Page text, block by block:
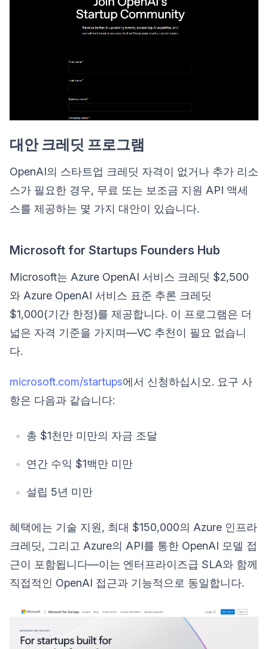
대안 크레딧 프로그램
OpenAI의 스타트업 크레딧 자격이 없거나 추가 리소
스가 필요한 경우, 무료 또는 보조금 지원 API 액세
스를 제공하는 몇 가지 대안이 있습니다.
Microsoft for Startups Founders Hub
Microsoft는 Azure OpenAI 서비스 크레딧 $2,500
와 Azure OpenAI 서비스 표준 추론 크레딧
$1,000(기간 한정)를 제공합니다. 이 프로그램은 더
넓은 자격 기준을 가지며—VC 추천이 필요 없습니
다.
microsoft.com/startups에서 신청하십시오. 요구 사
항은 다음과 같습니다:
총 $1천만 미만의 자금 조달
연간 수익 $1백만 미만
설립 5년 미만
혜택에는 기술 지원, 최대 $150,000의 Azure 인프라
크레딧, 그리고 Azure의 API를 통한 OpenAI 모델 접
근이 포함됩니다—이는 엔터프라이즈급 SLA와 함께
직접적인 OpenAI 접근과 기능적으로 동일합니다.